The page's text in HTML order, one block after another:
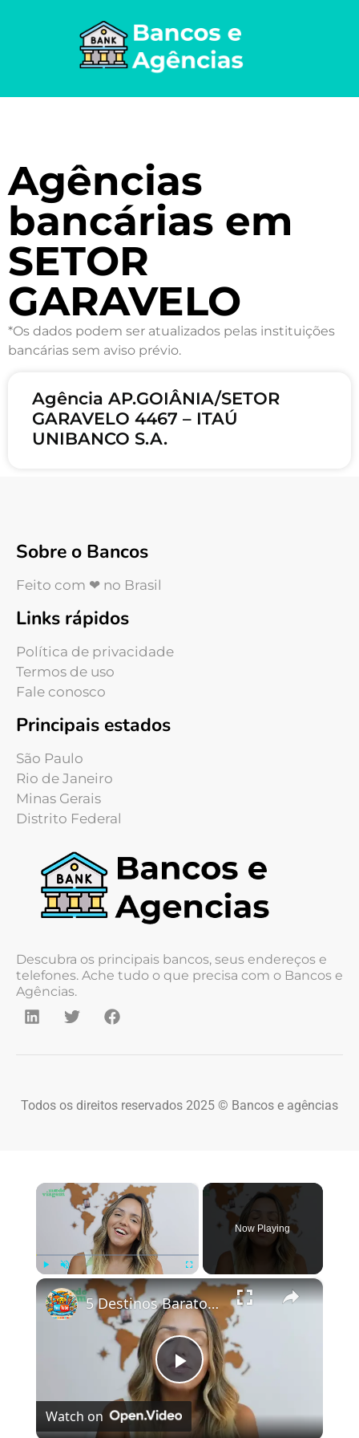
Agências
bancárias em
SETOR
GARAVELO
*Os dados podem ser atualizados pelas instituições
bancárias sem aviso prévio.
Agência AP.GOIÂNIA/SETOR
GARAVELO 4467 – ITAÚ
UNIBANCO S.A.
Sobre o Bancos
Feito com ❤ no Brasil
Links rápidos
Política de privacidade
Termos de uso
Fale conosco
Principais estados
São Paulo
Rio de Janeiro
Minas Gerais
Distrito Federal
Descubra os principais bancos, seus endereços e
telefones. Ache tudo o que precisa com o Bancos e
Agências.
Todos os direitos reservados 2025 © Bancos e agências
×
Fullscreen
Now Playing
×
Play Video
5 Destinos Baratos no Brasil Para Conhecer e Amar! 🇧🇷✨
Watch on